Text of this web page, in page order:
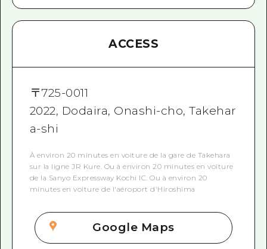
ACCESS
〒725-0011
2022, Dodaira, Onashi-cho, Takehar
a-shi
À environ 20 minutes en voiture de la gare de Takehara
sur la ligne JR Kure. Ou à environ 20 minutes en voiture
de la Sanyo Expressway Kochi IC. Ou à environ 20
minutes en voiture de l'aéroport d'Hiroshima
Google Maps